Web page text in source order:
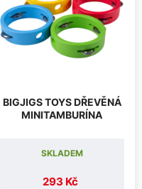
BIGJIGS TOYS DŘEVĚNÁ
MINITAMBURÍNA
293 Kč
SKLADEM